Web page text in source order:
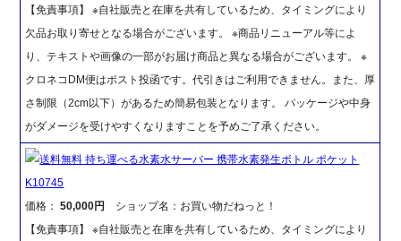
【免責事項】 ※自社販売と在庫を共有しているため、タイミングにより
欠品お取り寄せとなる場合がございます。 ※商品リニューアル等によ
り、テキストや画像の一部がお届け商品と異なる場合がございます。 ※
クロネコDM便はポスト投函です。代引きはご利用できません。また、厚
さ制限（2cm以下）があるため簡易包装となります。 パッケージや中身
がダメージを受けやすくなりますことを予めご了承ください。
送料無料 持ち運べる水素水サーバー 携帯水素発生ボトル ポケット
K10745
価格：50,000円
ショップ名：お買い物だねっと！
【免責事項】 ※自社販売と在庫を共有しているため、タイミングにより